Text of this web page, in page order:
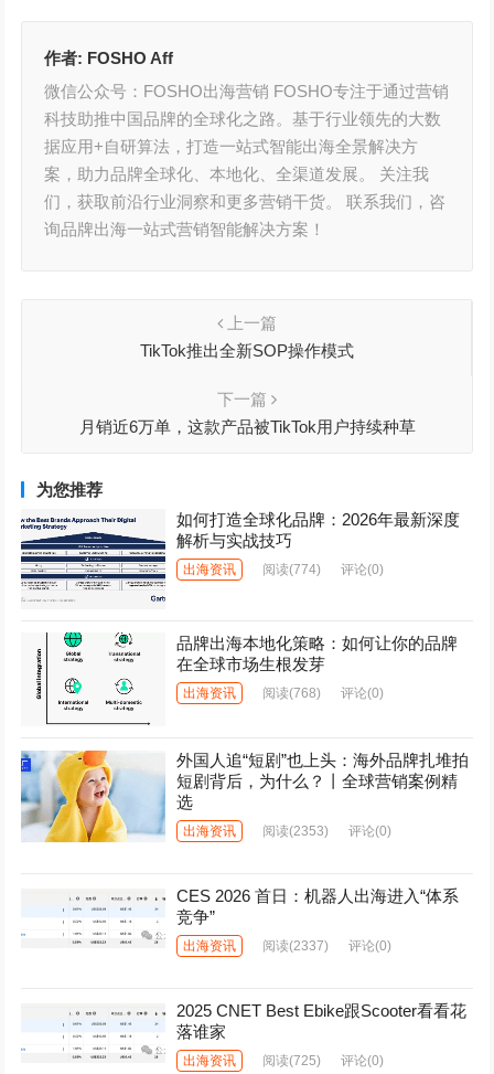
作者: FOSHO Aff
微信公众号：FOSHO出海营销 FOSHO专注于通过营销
科技助推中国品牌的全球化之路。基于行业领先的大数
据应用+自研算法，打造一站式智能出海全景解决方
案，助力品牌全球化、本地化、全渠道发展。 关注我
们，获取前沿行业洞察和更多营销干货。 联系我们，咨
询品牌出海一站式营销智能解决方案！
上一篇
TikTok推出全新SOP操作模式
下一篇
月销近6万单，这款产品被TikTok用户持续种草
为您推荐
如何打造全球化品牌：2026年最新深度
解析与实战技巧
出海资讯 阅读(774) 评论(0)
品牌出海本地化策略：如何让你的品牌
在全球市场生根发芽
出海资讯 阅读(768) 评论(0)
外国人追“短剧”也上头：海外品牌扎堆拍
短剧背后，为什么？丨全球营销案例精
选
出海资讯 阅读(2353) 评论(0)
CES 2026 首日：机器人出海进入“体系
竞争”
出海资讯 阅读(2337) 评论(0)
2025 CNET Best Ebike跟Scooter看看花
落谁家
出海资讯 阅读(725) 评论(0)